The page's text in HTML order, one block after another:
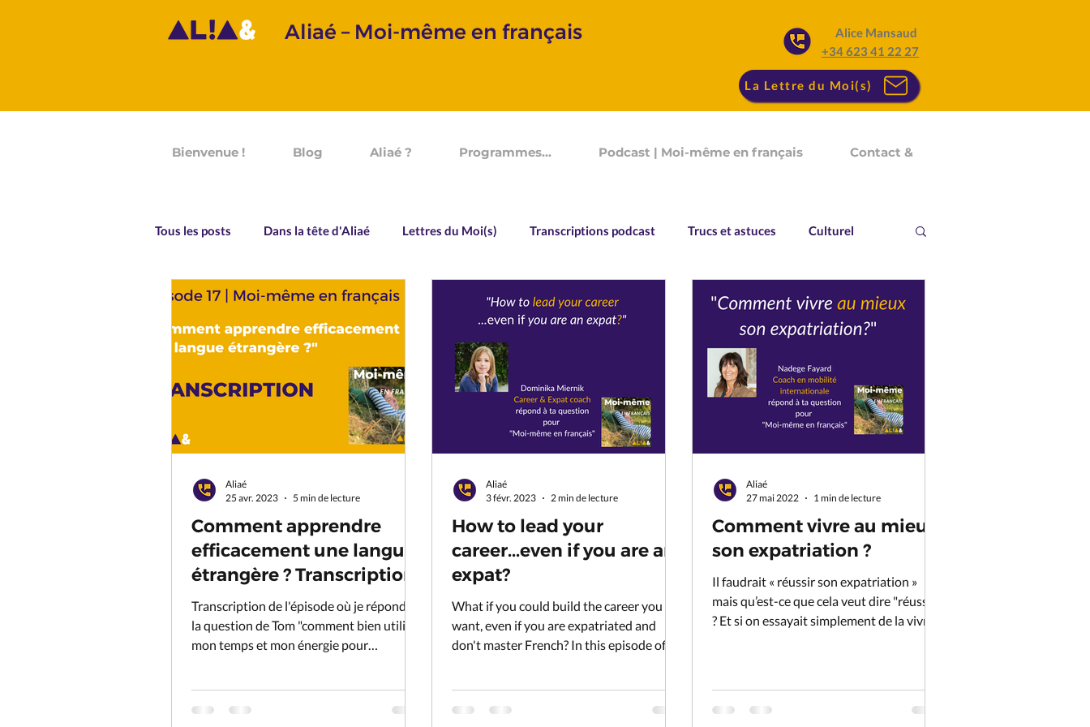
Aliaé – Moi-même en français
Alice Mansaud
+34 623 41 22 27
La Lettre du Moi(s)
Bienvenue ! Blog Aliaé ? Programmes... Podcast | Moi-même en français Contact &
Tous les posts Dans la tête d'Aliaé Lettres du Moi(s) Transcriptions podcast Trucs et astuces Culturel
Prononciation Grammaire Vocabulaire Souvenirs d'un Devenir
Comment apprendre
efficacement une langue
étrangère ? Transcription
Transcription de l'épisode où je réponds à
la question de Tom "comment bien utiliser
mon temps et mon énergie pour
Aliaé
25 avr. 2023
5 min de lecture
How to lead your
career...even if you are an
expat?
What if you could build the career you
want, even if you are expatriated and
don't master French? In this episode of
Aliaé
3 févr. 2023
2 min de lecture
Comment vivre au mieux
son expatriation ?
Il faudrait « réussir son expatriation »
mais qu’est-ce que cela veut dire "réussir"
? Et si on essayait simplement de la vivre
Aliaé
27 mai 2022
1 min de lecture